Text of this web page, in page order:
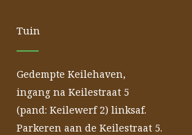
Tuin
Gedempte Keilehaven,
ingang na Keilestraat 5
(pand: Keilewerf 2) linksaf.
Parkeren aan de Keilestraat 5.